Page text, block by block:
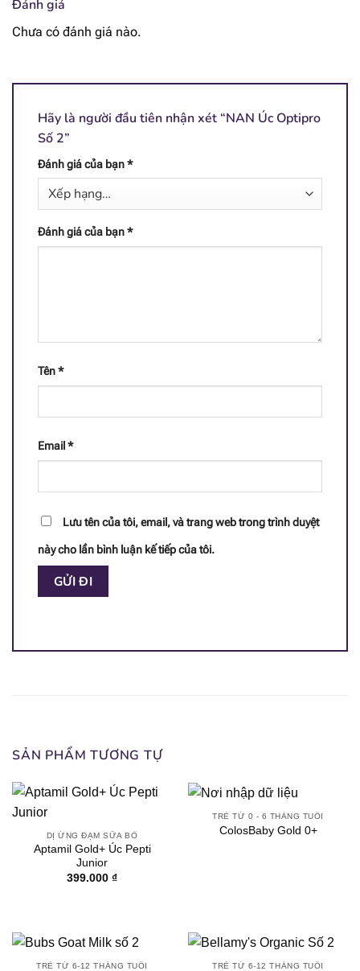
Đánh giá
Chưa có đánh giá nào.
Hãy là người đầu tiên nhận xét “NAN Úc Optipro
Số 2”
Đánh giá của bạn*
Đánh giá của bạn*
Tên*
Email *
Lưu tên của tôi, email, và trang web trong trình duyệt
này cho lần bình luận kế tiếp của tôi.
SẢN PHẨM TƯƠNG TỰ
DỊ ỨNG ĐẠM SỮA BÒ
Aptamil Gold+ Úc Pepti
Junior
399.000 ₫
TRẺ TỪ 0 - 6 THÁNG TUỔI
ColosBaby Gold 0+
TRẺ TỪ 6-12 THÁNG TUỔI TRẺ TỪ 6-12 THÁNG TUỔI